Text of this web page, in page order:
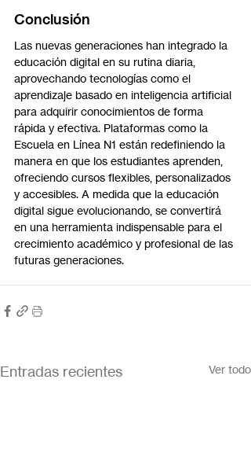
Conclusión
Las nuevas generaciones han integrado la
educación digital en su rutina diaria,
aprovechando tecnologías como el
aprendizaje basado en inteligencia artificial
para adquirir conocimientos de forma
rápida y efectiva. Plataformas como la
Escuela en Línea N1 están redefiniendo la
manera en que los estudiantes aprenden,
ofreciendo cursos flexibles, personalizados
y accesibles. A medida que la educación
digital sigue evolucionando, se convertirá
en una herramienta indispensable para el
crecimiento académico y profesional de las
futuras generaciones.
Entradas recientes Ver todo